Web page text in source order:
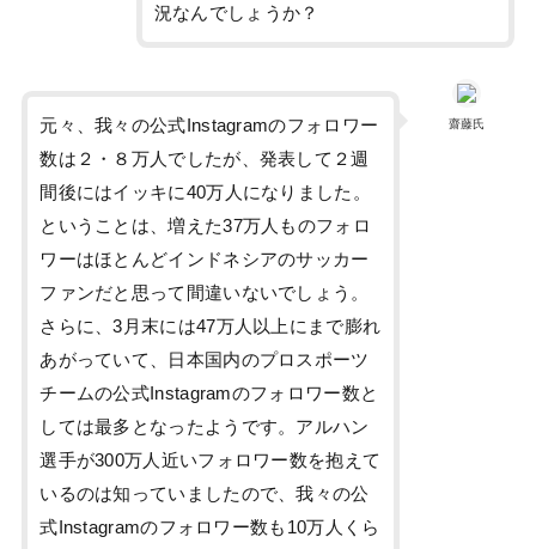
況なんでしょうか？
齋藤氏
元々、我々の公式Instagramのフォロワー
数は２・８万人でしたが、発表して２週
間後にはイッキに40万人になりました。
ということは、増えた37万人ものフォロ
ワーはほとんどインドネシアのサッカー
ファンだと思って間違いないでしょう。
さらに、3月末には47万人以上にまで膨れ
あがっていて、日本国内のプロスポーツ
チームの公式Instagramのフォロワー数と
しては最多となったようです。アルハン
選手が300万人近いフォロワー数を抱えて
いるのは知っていましたので、我々の公
式Instagramのフォロワー数も10万人くら